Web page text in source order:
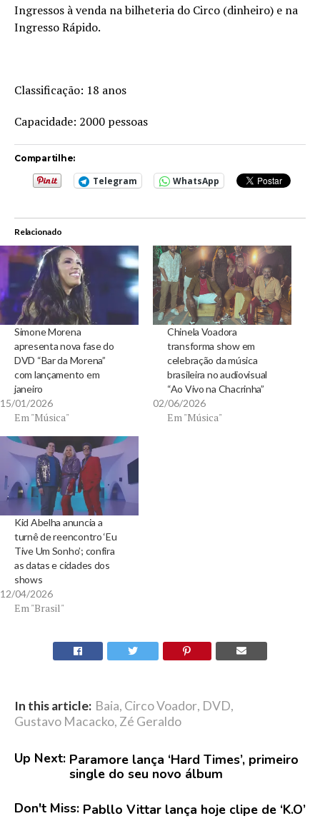
Ingressos à venda na bilheteria do Circo (dinheiro) e na
Ingresso Rápido.
Classificação: 18 anos
Capacidade: 2000 pessoas
Compartilhe:
Telegram WhatsApp
Relacionado
Simone Morena
apresenta nova fase do
DVD “Bar da Morena”
com lançamento em
janeiro
15/01/2026
Em "Música"
Chinela Voadora
transforma show em
celebração da música
brasileira no audiovisual
“Ao Vivo na Chacrinha”
02/06/2026
Em "Música"
Kid Abelha anuncia a
turnê de reencontro ‘Eu
Tive Um Sonho’; confira
as datas e cidades dos
shows
12/04/2026
Em "Brasil"
In this article: Baia, Circo Voador, DVD,
Gustavo Macacko, Zé Geraldo
Up Next: Paramore lança ‘Hard Times’, primeiro
single do seu novo álbum
Don't Miss: Pabllo Vittar lança hoje clipe de ‘K.O’